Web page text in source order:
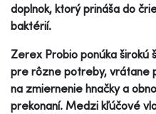
doplnok, ktorý prináša do
baktérií.
Zerex Probio ponúka širokú
pre rôzne potreby, vrátane
na zmiernenie hnačky a
prekonaní. Medzi kľúčové